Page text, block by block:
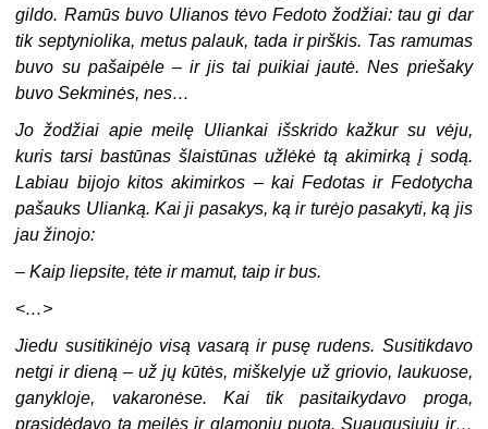
gildo. Ramūs buvo Ulianos tėvo Fedoto žodžiai: tau gi dar
tik septyniolika, metus palauk, tada ir pirškis. Tas ramumas
buvo su pašaipėle – ir jis tai puikiai jautė. Nes priešaky
buvo Sekminės, nes…
Jo žodžiai apie meilę Uliankai išskrido kažkur su vėju,
kuris tarsi bastūnas šlaistūnas užlėkė tą akimirką į sodą.
Labiau bijojo kitos akimirkos – kai Fedotas ir Fedotycha
pašauks Ulianką. Kai ji pasakys, ką ir turėjo pasakyti, ką jis
jau žinojo:
–Kaip liepsite, tėte ir mamut, taip ir bus.
<…>
Jiedu susitikinėjo visą vasarą ir pusę rudens. Susitikdavo
netgi ir dieną – už jų kūtės, miškelyje už griovio, laukuose,
ganykloje, vakaronėse. Kai tik pasitaikydavo proga,
prasidėdavo ta meilės ir glamonių puota. Suaugusiųjų ir…